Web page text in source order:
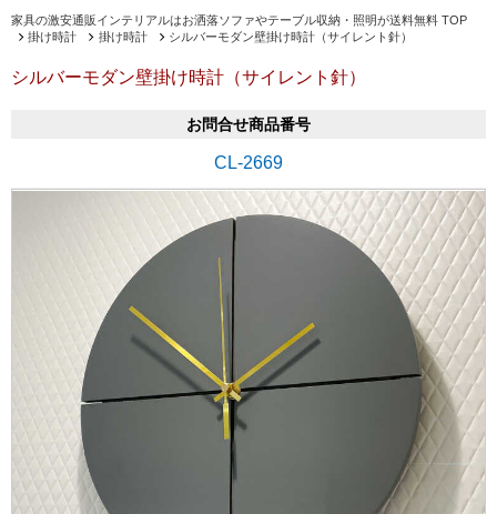
家具の激安通販インテリアルはお洒落ソファやテーブル収納・照明が送料無料 TOP
掛け時計
掛け時計 シルバーモダン壁掛け時計（サイレント針）
シルバーモダン壁掛け時計（サイレント針）
お問合せ商品番号
CL-2669